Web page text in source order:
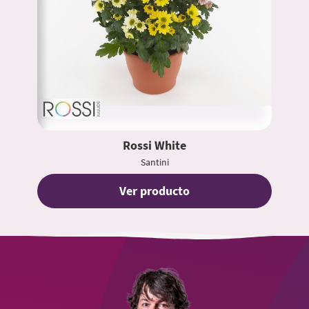
Rossi White
Santini
Ver producto